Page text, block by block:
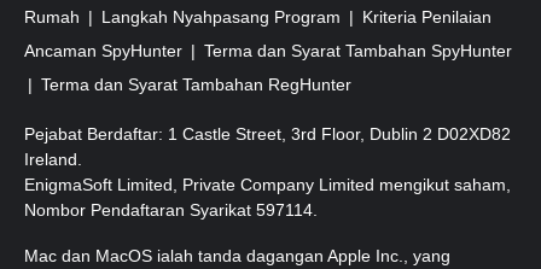
Rumah Langkah Nyahpasang Program
Kriteria Penilaian
Ancaman SpyHunter
Terma dan Syarat Tambahan SpyHunter
Terma dan Syarat Tambahan RegHunter
Pejabat Berdaftar: 1 Castle Street, 3rd Floor, Dublin 2 D02XD82
Ireland.
EnigmaSoft Limited, Private Company Limited mengikut saham,
Nombor Pendaftaran Syarikat 597114.
Mac dan MacOS ialah tanda dagangan Apple Inc., yang